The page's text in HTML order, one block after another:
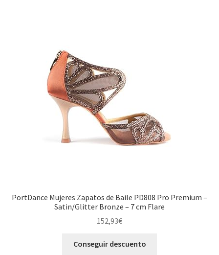
PortDance Mujeres Zapatos de Baile PD808 Pro Premium –
Satin/Glitter Bronze – 7 cm Flare
152,93€
Conseguir descuento